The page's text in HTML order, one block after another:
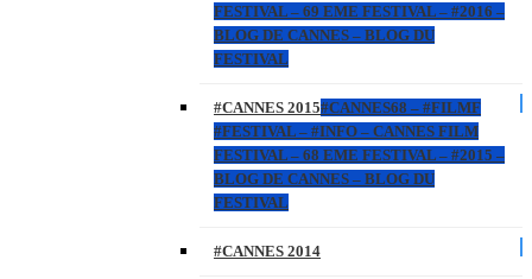
FESTIVAL – 69 EME FESTIVAL – #2016 –
BLOG DE CANNES – BLOG DU
FESTIVAL
#CANNES 2015#CANNES68 – #FILMF
#FESTIVAL – #INFO – CANNES FILM
FESTIVAL – 68 EME FESTIVAL – #2015 –
BLOG DE CANNES – BLOG DU
FESTIVAL
#CANNES 2014